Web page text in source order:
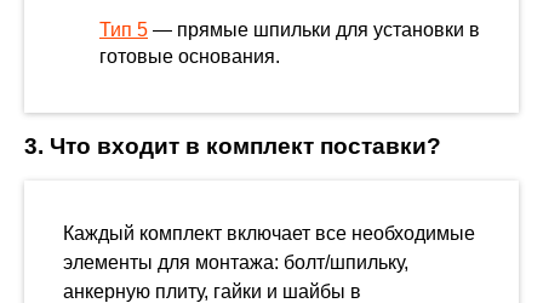
Тип 5 — прямые шпильки для установки в
готовые основания.
3. Что входит в комплект поставки?
Каждый комплект включает все необходимые
элементы для монтажа: болт/шпильку,
анкерную плиту, гайки и шайбы в